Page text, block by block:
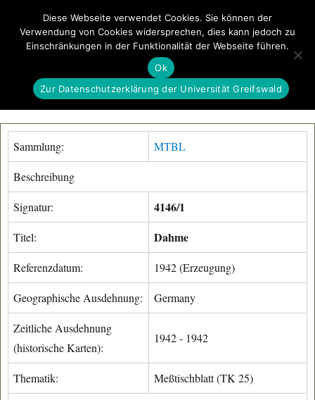
GeoGREIF MENÜ
Sammlung: MTBL
Beschreibung
Signatur: 4146/1
Titel: Dahme
Referenzdatum: 1942 (Erzeugung)
Geographische Ausdehnung: Germany
Zeitliche Ausdehnung
(historische Karten):
1942 - 1942
Thematik: Meßtischblatt (TK 25)
Diese Webseite verwendet Cookies. Sie können der
Verwendung von Cookies widersprechen, dies kann jedoch zu
Einschränkungen in der Funktionalität der Webseite führen.
Ok
Zur Datenschutzerklärung der Universität Greifswald